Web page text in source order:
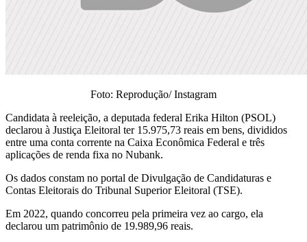
Foto: Reprodução/ Instagram
Candidata à reeleição, a deputada federal Erika Hilton (PSOL)
declarou à Justiça Eleitoral ter 15.975,73 reais em bens, divididos
entre uma conta corrente na Caixa Econômica Federal e três
aplicações de renda fixa no Nubank.
Os dados constam no portal de Divulgação de Candidaturas e
Contas Eleitorais do Tribunal Superior Eleitoral (TSE).
Em 2022, quando concorreu pela primeira vez ao cargo, ela
declarou um patrimônio de 19.989,96 reais.